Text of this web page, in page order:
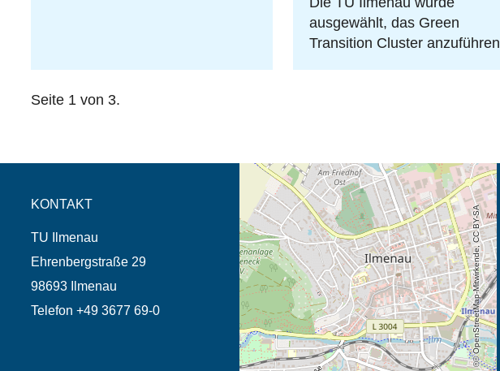
ausgewählt, das Green
Transition Cluster anzuführen
Seite 1 von 3.
KONTAKT
TU Ilmenau
Ehrenbergstraße 29
98693 Ilmenau
Telefon +49 3677 69-0
Öffnet die Anfahrtsbeschreibung in neuem
Tab (Karte)
© OpenStreetMap-Mitwirkende, CC BY-SA